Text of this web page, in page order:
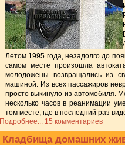
Летом 1995 года, незадолго до
самом месте произошла
молодожены возвращались из
машиной. Из всех пассажиров
просто выкинуло из автомобиля.
несколько часов в реанимации
том месте, где в последний раз
Подробнее... 15 комментариев
Кладбища домашних